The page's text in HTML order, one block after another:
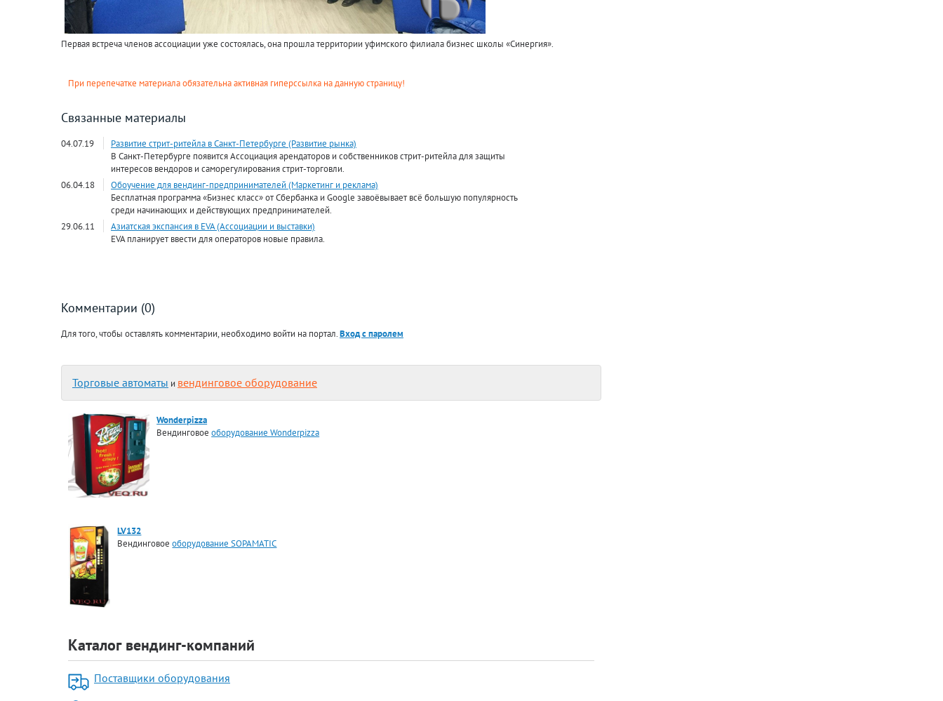
Первая встреча членов ассоциации уже состоялась, она прошла территории уфимского филиала бизнес школы «Синергия».
При перепечатке материала обязательна активная гиперссылка на данную страницу!
Связанные материалы
04.07.19
Развитие стрит-ритейла в Санкт-Петербурге (Развитие рынка)
В Санкт-Петербурге появится Ассоциация арендаторов и собственников стрит-ритейла для защиты
интересов вендоров и саморегулирования стрит-торговли.
06.04.18
Обоучение для вендинг-предпринимателей (Маркетинг и реклама)
Бесплатная программа «Бизнес класс» от Сбербанка и Google завоёвывает всё большую популярность
среди начинающих и действующих предпринимателей.
29.06.11
Азиатская экспансия в EVA (Ассоциации и выставки)
EVA планирует ввести для операторов новые правила.
Комментарии (0)
Для того, чтобы оставлять комментарии, необходимо войти на портал.Вход с паролем
Торговые автоматы и вендинговое оборудование
Wonderpizza
Вендинговоеоборудование Wonderpizza
LV132
Вендинговоеоборудование SOPAMATIC
Каталог вендинг-компаний
Поставщики оборудования